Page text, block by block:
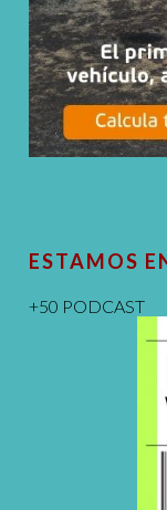
ESTAMOS
+50 PODCAST